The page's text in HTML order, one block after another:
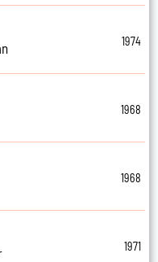
1974
1968
1968
1971